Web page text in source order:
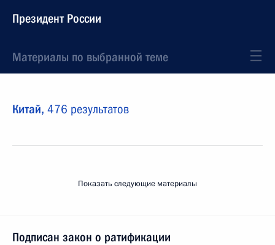
Президент России
Материалы по выбранной теме
Китай, 476 результатов
Показать следующие материалы
Подписан закон о ратификации